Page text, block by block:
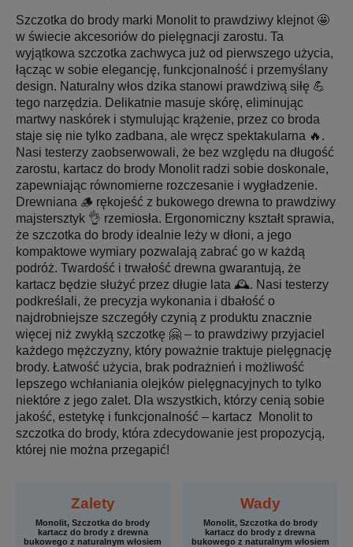
Szczotka do brody marki Monolit to prawdziwy klejnot 🤩
w świecie akcesoriów do pielęgnacji zarostu. Ta
wyjątkowa szczotka zachwyca już od pierwszego użycia,
łącząc w sobie elegancję, funkcjonalność i przemyślany
design. Naturalny włos dzika stanowi prawdziwą siłę 💪
tego narzędzia. Delikatnie masuje skórę, eliminując
martwy naskórek i stymulując krążenie, przez co broda
staje się nie tylko zadbana, ale wręcz spektakularna 🔥.
Nasi testerzy zaobserwowali, że bez względu na długość
zarostu, kartacz do brody Monolit radzi sobie doskonale,
zapewniając równomierne rozczesanie i wygładzenie.
Drewniana 🪵 rękojeść z bukowego drewna to prawdziwy
majstersztyk 👌 rzemiosła. Ergonomiczny kształt sprawia,
że szczotka do brody idealnie leży w dłoni, a jego
kompaktowe wymiary pozwalają zabrać go w każdą
podróż. Twardość i trwałość drewna gwarantują, że
kartacz będzie służyć przez długie lata 🕰️. Nasi testerzy
podkreślali, że precyzja wykonania i dbałość o
najdrobniejsze szczegóły czynią z produktu znacznie
więcej niż zwykłą szczotkę 🤗 – to prawdziwy przyjaciel
każdego mężczyzny, który poważnie traktuje pielęgnację
brody. Łatwość użycia, brak podrażnień i możliwość
lepszego wchłaniania olejków pielęgnacyjnych to tylko
niektóre z jego zalet. Dla wszystkich, którzy cenią sobie
jakość, estetykę i funkcjonalność – kartacz Monolit to
szczotka do brody, która zdecydowanie jest propozycją,
której nie można przegapić!
Zalety
Monolit, Szczotka do brody
kartacz do brody z drewna
bukowego z naturalnym włosiem
Wady
Monolit, Szczotka do brody
kartacz do brody z drewna
bukowego z naturalnym włosiem